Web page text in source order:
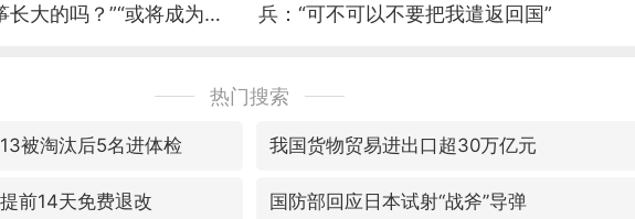
大的吗？”“或将成为首
兵：“可不可以不要把我遣返回国”
热门搜索
被淘汰后5名进体检 我国货物贸易进出口超30万亿元
前14天免费退改 国防部回应日本试射“战斧”导弹